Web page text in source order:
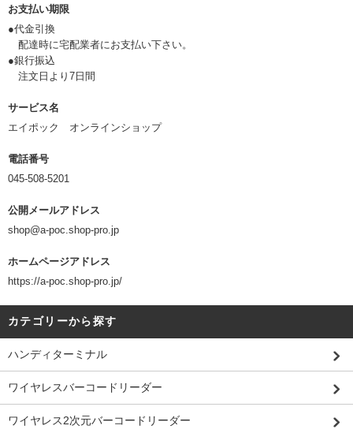
お支払い期限
●代金引換
配達時に宅配業者にお支払い下さい。
●銀行振込
注文日より7日間
サービス名
エイポック オンラインショップ
電話番号
045-508-5201
公開メールアドレス
shop@a-poc.shop-pro.jp
ホームページアドレス
https://a-poc.shop-pro.jp/
カテゴリーから探す
ハンディターミナル
ワイヤレスバーコードリーダー
ワイヤレス2次元バーコードリーダー